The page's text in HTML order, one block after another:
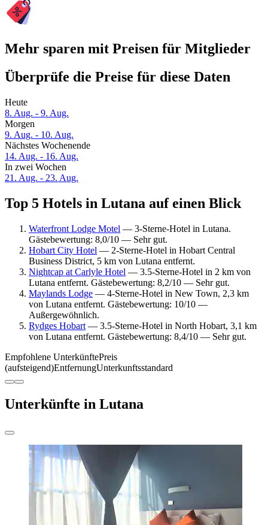
Mehr sparen mit Preisen für Mitglieder
Überprüfe die Preise für diese Daten
Heute
8. Aug. - 9. Aug.
Morgen
9. Aug. - 10. Aug.
Nächstes Wochenende
14. Aug. - 16. Aug.
In zwei Wochen
21. Aug. - 23. Aug.
Top 5 Hotels in Lutana auf einen Blick
Waterfront Lodge Motel — 3-Sterne-Hotel in Lutana.
Gästebewertung: 8,0/10 — Sehr gut.
Hobart City Hotel — 2-Sterne-Hotel in Hobart Central
Business District, 5 km von Lutana entfernt.
Nightcap at Carlyle Hotel — 3.5-Sterne-Hotel in 2 km von
Lutana entfernt. Gästebewertung: 8,2/10 — Sehr gut.
Maylands Lodge — 4-Sterne-Hotel in New Town, 2,3 km
von Lutana entfernt. Gästebewertung: 10/10 —
Außergewöhnlich.
Rydges Hobart — 3.5-Sterne-Hotel in North Hobart, 3,1 km
von Lutana entfernt. Gästebewertung: 8,4/10 — Sehr gut.
Empfohlene UnterkünftePreis
(aufsteigend)EntfernungUnterkunftsstandard
Unterkünfte in Lutana